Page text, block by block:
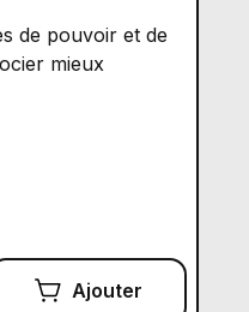
de pouvoir et de
mieux
Ajouter